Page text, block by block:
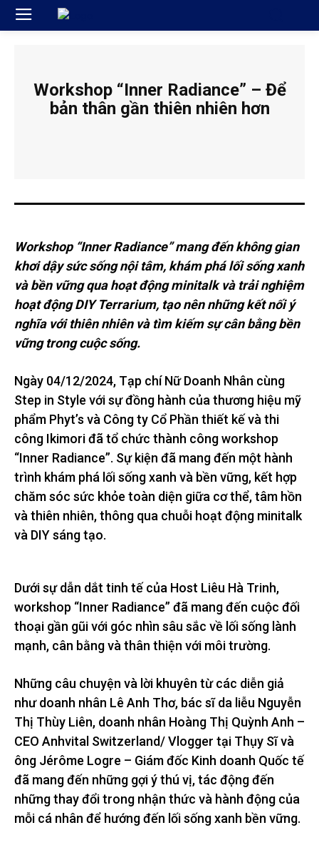
Workshop “Inner Radiance” – Để
bản thân gần thiên nhiên hơn
Workshop “Inner Radiance” mang đến không gian
khơi dậy sức sống nội tâm, khám phá lối sống xanh
và bền vững qua hoạt động minitalk và trải nghiệm
hoạt động DIY Terrarium, tạo nên những kết nối ý
nghĩa với thiên nhiên và tìm kiếm sự cân bằng bền
vững trong cuộc sống.
Ngày 04/12/2024, Tạp chí Nữ Doanh Nhân cùng
Step in Style với sự đồng hành của thương hiệu mỹ
phẩm Phyt’s và Công ty Cổ Phần thiết kế và thi
công Ikimori đã tổ chức thành công workshop
“Inner Radiance”. Sự kiện đã mang đến một hành
trình khám phá lối sống xanh và bền vững, kết hợp
chăm sóc sức khỏe toàn diện giữa cơ thể, tâm hồn
và thiên nhiên, thông qua chuỗi hoạt động minitalk
và DIY sáng tạo.
Dưới sự dẫn dắt tinh tế của Host Liêu Hà Trinh,
workshop “Inner Radiance” đã mang đến cuộc đối
thoại gần gũi với góc nhìn sâu sắc về lối sống lành
mạnh, cân bằng và thân thiện với môi trường.
Những câu chuyện và lời khuyên từ các diễn giả
như doanh nhân Lê Anh Thơ, bác sĩ da liễu Nguyễn
Thị Thùy Liên, doanh nhân Hoàng Thị Quỳnh Anh –
CEO Anhvital Switzerland/ Vlogger tại Thụy Sĩ và
ông Jérôme Logre – Giám đốc Kinh doanh Quốc tế
đã mang đến những gợi ý thú vị, tác động đến
những thay đổi trong nhận thức và hành động của
mỗi cá nhân để hướng đến lối sống xanh bền vững.